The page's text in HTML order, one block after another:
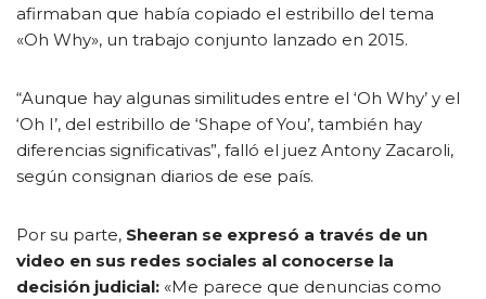
afirmaban que había copiado el estribillo del tema
«Oh Why», un trabajo conjunto lanzado en 2015.
“Aunque hay algunas similitudes entre el ‘Oh Why’ y el
‘Oh I’, del estribillo de ‘Shape of You’, también hay
diferencias significativas”, falló el juez Antony Zacaroli,
según consignan diarios de ese país.
Por su parte, Sheeran se expresó a través de un
video en sus redes sociales al conocerse la
decisión judicial: «Me parece que denuncias como